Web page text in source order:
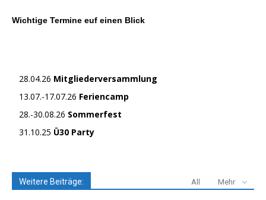
Wichtige Termine euf einen Blick
28.04.26 Mitgliederversammlung
13.07.-17.07.26 Feriencamp
28.-30.08.26 Sommerfest
31.10.25 Ü30 Party
Weitere Beiträge: All Mehr